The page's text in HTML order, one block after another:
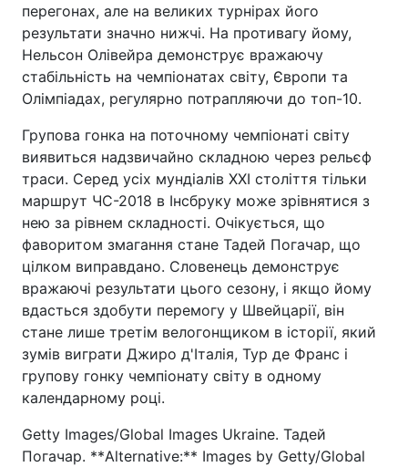
перегонах, але на великих турнірах його
результати значно нижчі. На противагу йому,
Нельсон Олівейра демонструє вражаючу
стабільність на чемпіонатах світу, Європи та
Олімпіадах, регулярно потрапляючи до топ-10.
Групова гонка на поточному чемпіонаті світу
виявиться надзвичайно складною через рельєф
траси. Серед усіх мундіалів XXI століття тільки
маршрут ЧС-2018 в Інсбруку може зрівнятися з
нею за рівнем складності. Очікується, що
фаворитом змагання стане Тадей Погачар, що
цілком виправдано. Словенець демонструє
вражаючі результати цього сезону, і якщо йому
вдасться здобути перемогу у Швейцарії, він
стане лише третім велогонщиком в історії, який
зумів виграти Джиро д'Італія, Тур де Франс і
групову гонку чемпіонату світу в одному
календарному році.
Getty Images/Global Images Ukraine. Тадей
Погачар. **Alternative:** Images by Getty/Global